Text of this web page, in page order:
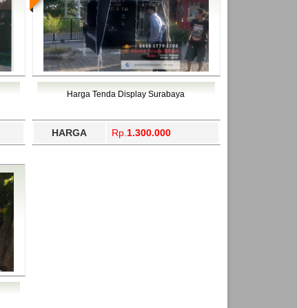
Harga Tenda Display Surabaya
HARGA Rp. 1.300.000